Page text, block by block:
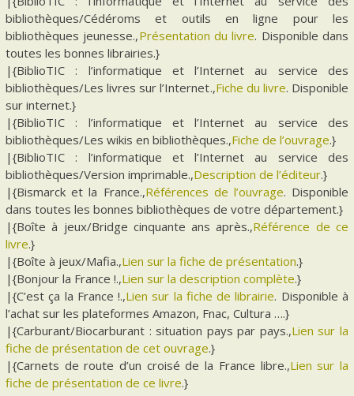
bibliothèques/Cédéroms et outils en ligne pour les
bibliothèques jeunesse.,Présentation du livre. Disponible dans
toutes les bonnes librairies.}
|{BiblioTIC : l’informatique et l’Internet au service des
bibliothèques/Les livres sur l’Internet.,Fiche du livre. Disponible
sur internet.}
|{BiblioTIC : l’informatique et l’Internet au service des
bibliothèques/Les wikis en bibliothèques.,Fiche de l’ouvrage.}
|{BiblioTIC : l’informatique et l’Internet au service des
bibliothèques/Version imprimable.,Description de l’éditeur.}
|{Bismarck et la France.,Références de l’ouvrage. Disponible
dans toutes les bonnes bibliothèques de votre département.}
|{Boîte à jeux/Bridge cinquante ans après.,Référence de ce
livre.}
|{Boîte à jeux/Mafia.,Lien sur la fiche de présentation.}
|{Bonjour la France !.,Lien sur la description complète.}
|{C’est ça la France !.,Lien sur la fiche de librairie. Disponible à
l’achat sur les plateformes Amazon, Fnac, Cultura ….}
|{Carburant/Biocarburant : situation pays par pays.,Lien sur la
fiche de présentation de cet ouvrage.}
|{Carnets de route d’un croisé de la France libre.,Lien sur la
fiche de présentation de ce livre.}